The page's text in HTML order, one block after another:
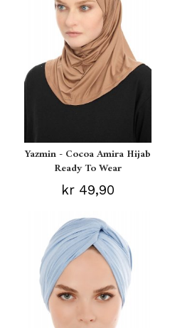
Yazmin - Cocoa Amira Hijab
Ready To Wear
kr 49,90